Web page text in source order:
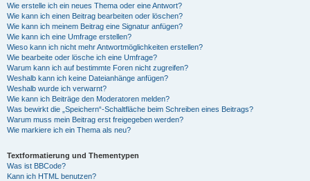
Wie erstelle ich ein neues Thema oder eine Antwort?
Wie kann ich einen Beitrag bearbeiten oder löschen?
Wie kann ich meinem Beitrag eine Signatur anfügen?
Wie kann ich eine Umfrage erstellen?
Wieso kann ich nicht mehr Antwortmöglichkeiten erstellen?
Wie bearbeite oder lösche ich eine Umfrage?
Warum kann ich auf bestimmte Foren nicht zugreifen?
Weshalb kann ich keine Dateianhänge anfügen?
Weshalb wurde ich verwarnt?
Wie kann ich Beiträge den Moderatoren melden?
Was bewirkt die „Speichern“-Schaltfläche beim Schreiben eines Beitrags?
Warum muss mein Beitrag erst freigegeben werden?
Wie markiere ich ein Thema als neu?
Textformatierung und Thementypen
Was ist BBCode?
Kann ich HTML benutzen?